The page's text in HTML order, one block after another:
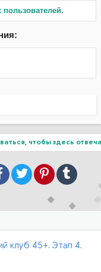
чтобы здесь
Facebook
TwitterPinterestTumblr
почта
клуб 45+. Этап 4.